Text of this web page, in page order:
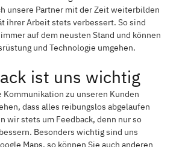
unsere Partner mit der Zeit weiterbilden
ihrer Arbeit stets verbessert. So sind
auf dem neusten Stand und können
und Technologie umgehen.
ist uns wichtig
Kommunikation zu unseren Kunden
dass alles reibungslos abgelaufen
wir stets um Feedback, denn nur so
Besonders wichtig sind uns
Maps, so können Sie auch anderen